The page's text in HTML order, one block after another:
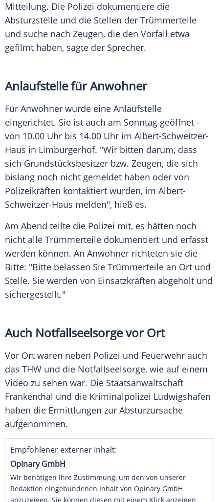
Mitteilung. Die Polizei dokumentiere die
Absturzstelle und die Stellen der Trümmerteile
und suche nach Zeugen, die den Vorfall etwa
gefilmt haben, sagte der Sprecher.
Anlaufstelle für Anwohner
Für Anwohner wurde eine Anlaufstelle
eingerichtet. Sie ist auch am Sonntag geöffnet -
von 10.00 Uhr bis 14.00 Uhr im Albert-Schweitzer-
Haus in Limburgerhof. "Wir bitten darum, dass
sich Grundstücksbesitzer bzw. Zeugen, die sich
bislang noch nicht gemeldet haben oder von
Polizeikräften kontaktiert wurden, im Albert-
Schweitzer-Haus melden", hieß es.
Am Abend teilte die Polizei mit, es hätten noch
nicht alle Trümmerteile dokumentiert und erfasst
werden können. An Anwohner richteten sie die
Bitte: "Bitte belassen Sie Trümmerteile an Ort und
Stelle. Sie werden von Einsatzkräften abgeholt und
sichergestellt."
Auch Notfallseelsorge vor Ort
Vor Ort waren neben Polizei und Feuerwehr auch
das THW und die Notfallseelsorge, wie auf einem
Video zu sehen war. Die Staatsanwaltschaft
Frankenthal und die Kriminalpolizei Ludwigshafen
haben die Ermittlungen zur Absturzursache
aufgenommen.
Empfohlener externer Inhalt:
Opinary GmbH
Wir benötigen Ihre Zustimmung, um den von unserer
Redaktion eingebundenen Inhalt von Opinary GmbH
anzuzeigen. Sie können diesen mit einem Klick anzeigen